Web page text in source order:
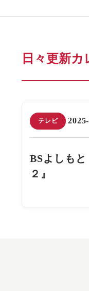
日々更新カ
テレビ
BSよしも
２』